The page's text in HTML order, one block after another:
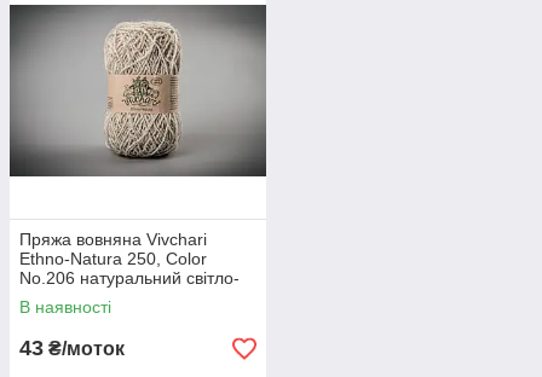
Пряжа вовняна Vivchari
Ethno-Natura 250, Color
No.206 натуральний світло-
сірий
В наявності
43 ₴/моток